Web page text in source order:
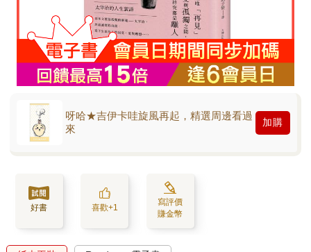
呀哈★吉伊卡哇旋風再起，精選周邊看過
來
加購
好書 喜歡+1
寫評價
賺金幣